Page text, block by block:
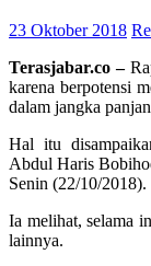
23 Oktober 2018
Terasjabar.co –
karena berpotensi
dalam jangka
Hal itu
Abdul Haris
Senin (22/10/2018).
Ia melihat, selama
lainnya.